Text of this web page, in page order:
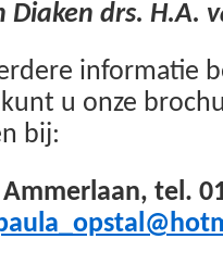
Diaken drs. H.A.
informatie
u onze
bij:
Ammerlaan, tel.